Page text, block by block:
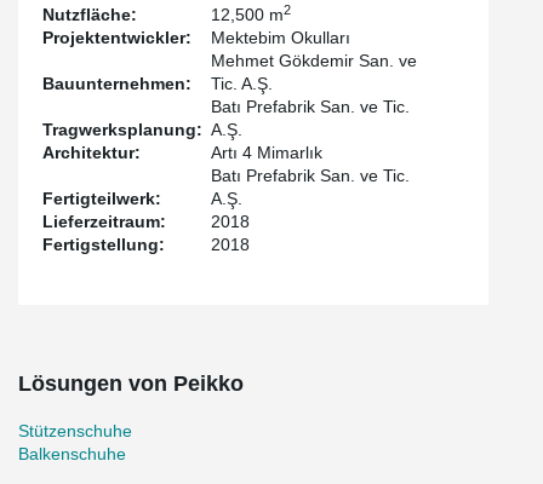
Nutzfläche: 12,500 m2
Projektentwickler: Mektebim Okulları
Bauunternehmen:
Mehmet Gökdemir San. ve
Tic. A.Ş.
Tragwerksplanung:
Batı Prefabrik San. ve Tic.
A.Ş.
Architektur:
Artı 4 Mimarlık
Fertigteilwerk:
Batı Prefabrik San. ve Tic.
A.Ş.
Lieferzeitraum:
2018
Fertigstellung:
2018
Lösungen von Peikko
Stützenschuhe
Balkenschuhe